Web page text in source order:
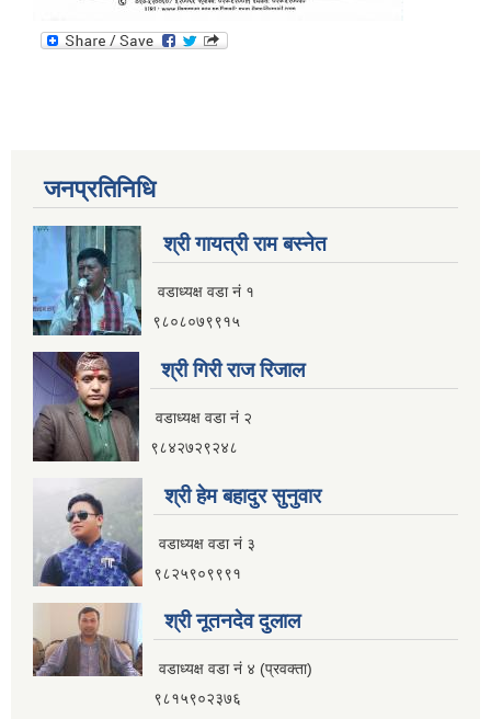
जनप्रतिनिधि
श्री गायत्री राम बस्नेत
वडाध्यक्ष वडा न‌ं १
९८०८०७९९१५
श्री गिरी राज रिजाल
वडाध्यक्ष वडा नं २
९८४२७२९२४८
श्री हेम बहादुर सुनुवार
वडाध्यक्ष वडा नं ३
९८२५९०९९९१
श्री नूतनदेव दुलाल
वडाध्यक्ष वडा नं ४ (प्रवक्ता)
९८१५९०२३७६